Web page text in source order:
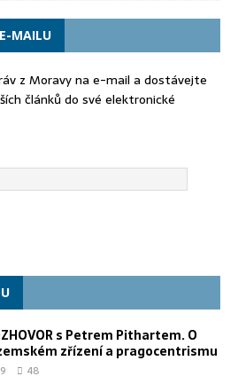
MAILU
z Moravy na e-mail a dostávejte
článků do své elektronické
s Petrem Pithartem. O
zřízení a pragocentrismu
48